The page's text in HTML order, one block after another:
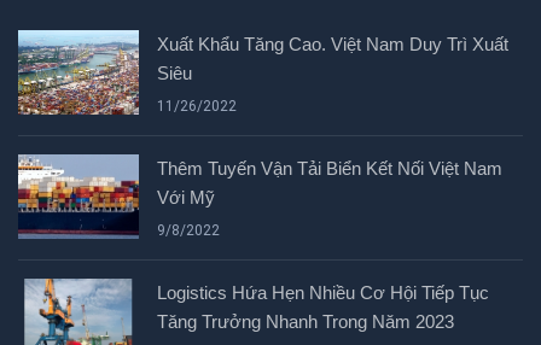
Xuất Khẩu Tăng Cao. Việt Nam Duy Trì Xuất
Siêu
11/26/2022
Thêm Tuyến Vận Tải Biển Kết Nối Việt Nam
Với Mỹ
9/8/2022
Logistics Hứa Hẹn Nhiều Cơ Hội Tiếp Tục
Tăng Trưởng Nhanh Trong Năm 2023